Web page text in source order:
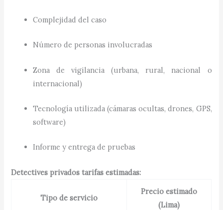
Complejidad del caso
Número de personas involucradas
Zona de vigilancia (urbana, rural, nacional o
internacional)
Tecnología utilizada (cámaras ocultas, drones, GPS,
software)
Informe y entrega de pruebas
Detectives privados tarifas estimadas:
Tipo de servicio
Precio estimado
(Lima)